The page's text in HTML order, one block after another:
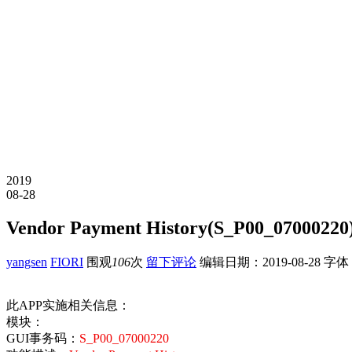
2019
08-28
Vendor Payment
yangsen FIORI 围观106次 留下评论 编辑日期： 2019-08-28 字体
此APP实施相关信息：
模块：
GUI事务码： S_P00_07000220